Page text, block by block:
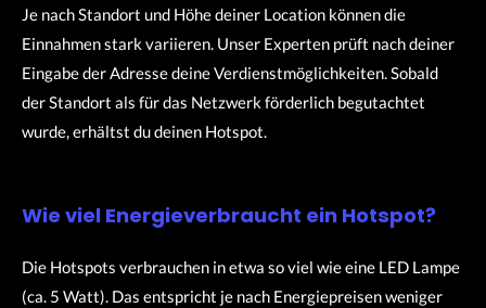
Je nach Standort und Höhe deiner Location können die
Einnahmen stark variieren. Unser Experten prüft nach deiner
Eingabe der Adresse deine Verdienstmöglichkeiten. Sobald
der Standort als für das Netzwerk förderlich begutachtet
wurde, erhältst du deinen Hotspot.
Wie viel Energieverbraucht ein Hotspot?
Die Hotspots verbrauchen in etwa so viel wie eine LED Lampe
(ca. 5 Watt). Das entspricht je nach Energiepreisen weniger